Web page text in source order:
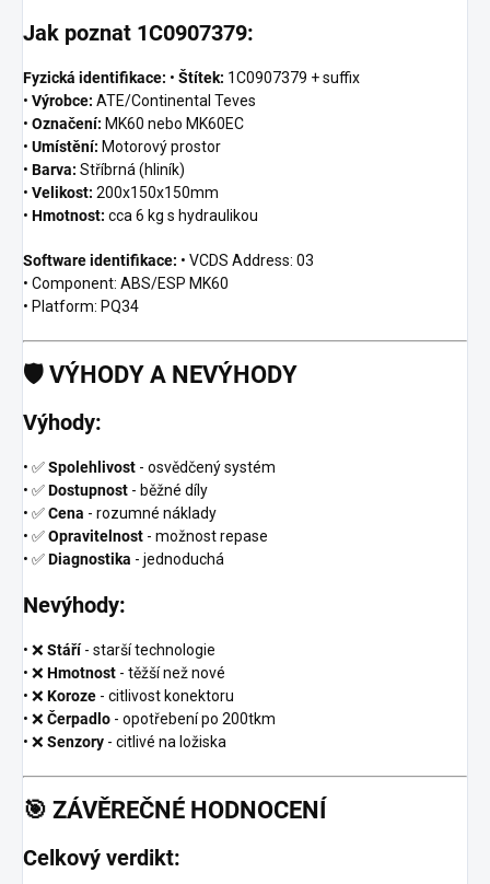
Jak poznat 1C0907379:
Fyzická identifikace: • Štítek: 1C0907379 + suffix
• Výrobce: ATE/Continental Teves
• Označení: MK60 nebo MK60EC
• Umístění: Motorový prostor
• Barva: Stříbrná (hliník)
• Velikost: 200x150x150mm
• Hmotnost: cca 6 kg s hydraulikou
Software identifikace: • VCDS Address: 03
• Component: ABS/ESP MK60
• Platform: PQ34
🛡️ VÝHODY A NEVÝHODY
Výhody:
• ✅Spolehlivost - osvědčený systém
• ✅Dostupnost - běžné díly
• ✅Cena - rozumné náklady
• ✅Opravitelnost - možnost repase
• ✅Diagnostika - jednoduchá
Nevýhody:
• ❌ Stáří - starší technologie
• ❌ Hmotnost - těžší než nové
• ❌ Koroze - citlivost konektoru
• ❌ Čerpadlo - opotřebení po 200tkm
• ❌ Senzory - citlivé na ložiska
🎯 ZÁVĚREČNÉ HODNOCENÍ
Celkový verdikt: